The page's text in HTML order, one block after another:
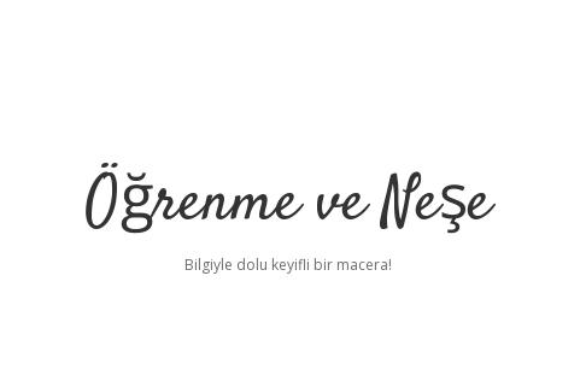
Öğrenme ve Neşe
Bilgiyle dolu keyifli bir macera!